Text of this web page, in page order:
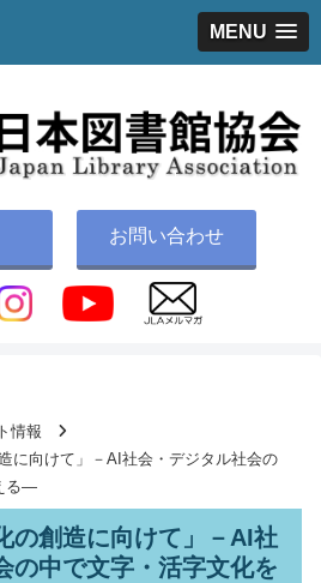
MENU
お問い合わせ
情報
に向けて」－AI社会・デジタル社会の
る―
の創造に向けて」－AI社
の中で文字・活字文化を